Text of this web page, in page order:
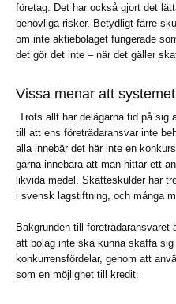
företag. Det har också gjort det
behövliga risker. Betydligt färre
om inte aktiebolaget fungerade
det gör det inte – när det gäller
Vissa menar att
Trots allt har delägarna tid på sig
till att ens företrädaransvar inte
alla innebär det här inte en
gärna innebära att man hittar ett
likvida medel. Skatteskulder har
i svensk lagstiftning, och många
Bakgrunden till företrädaransvaret
att bolag inte ska kunna skaffa sig
konkurrensfördelar, genom att
som en möjlighet till kredit.